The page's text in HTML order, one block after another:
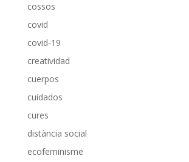
cossos
covid
covid-19
creatividad
cuerpos
cuidados
cures
distància social
ecofeminisme